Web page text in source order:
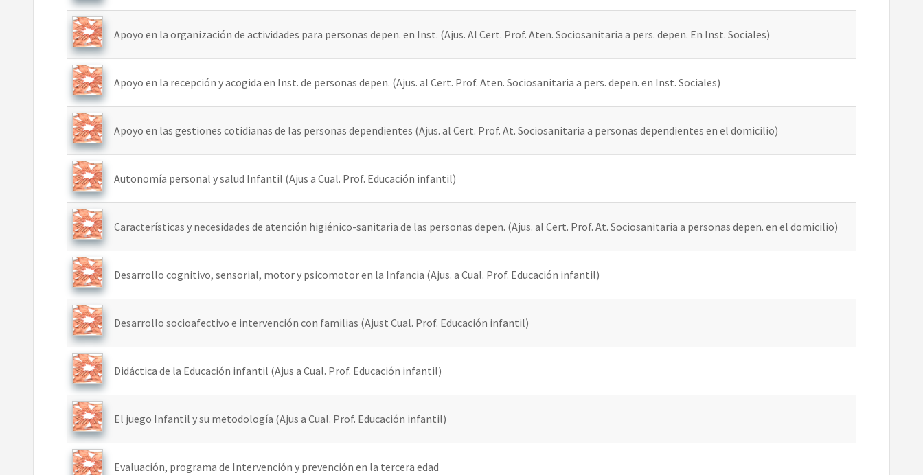
Apoyo en la organización de actividades para personas depen. en Inst. (Ajus. Al Cert. Prof. Aten. Sociosanitaria a pers. depen. En lnst. Sociales)
Apoyo en la recepción y acogida en Inst. de personas depen. (Ajus. al Cert. Prof. Aten. Sociosanitaria a pers. depen. en Inst. Sociales)
Apoyo en las gestiones cotidianas de las personas dependientes (Ajus. al Cert. Prof. At. Sociosanitaria a personas dependientes en el domicilio)
Autonomía personal y salud Infantil (Ajus a Cual. Prof. Educación infantil)
Características y necesidades de atención higiénico-sanitaria de las personas depen. (Ajus. al Cert. Prof. At. Sociosanitaria a personas depen. en el domicilio)
Desarrollo cognitivo, sensorial, motor y psicomotor en la Infancia (Ajus. a Cual. Prof. Educación infantil)
Desarrollo socioafectivo e intervención con familias (Ajust Cual. Prof. Educación infantil)
Didáctica de la Educación infantil (Ajus a Cual. Prof. Educación infantil)
El juego Infantil y su metodología (Ajus a Cual. Prof. Educación infantil)
Evaluación, programa de Intervención y prevención en la tercera edad